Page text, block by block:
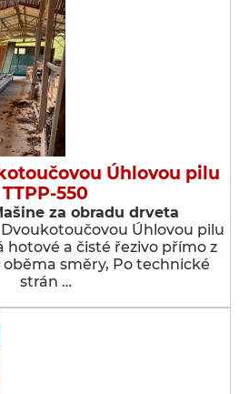
Úhlovou pilu
TTPP-550
za obradu drveta
Úhlovou pilu
hotové a čisté řezivo přímo z
směry, Po technické
strán …